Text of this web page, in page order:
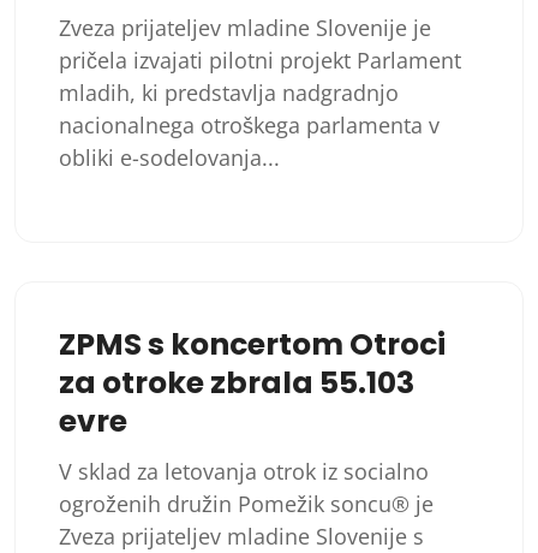
Zveza prijateljev mladine Slovenije je
pričela izvajati pilotni projekt Parlament
mladih, ki predstavlja nadgradnjo
nacionalnega otroškega parlamenta v
obliki e-sodelovanja...
ZPMS s koncertom Otroci
za otroke zbrala 55.103
evre
V sklad za letovanja otrok iz socialno
ogroženih družin Pomežik soncu® je
Zveza prijateljev mladine Slovenije s